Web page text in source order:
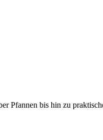
Pfannen bis hin zu